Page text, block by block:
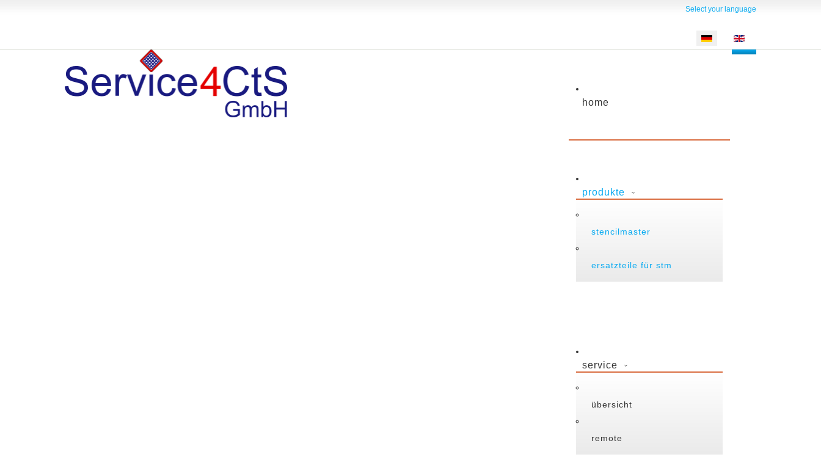
Select your language
home
produkte
stencilmaster
ersatzteile für stm
service
übersicht
remote